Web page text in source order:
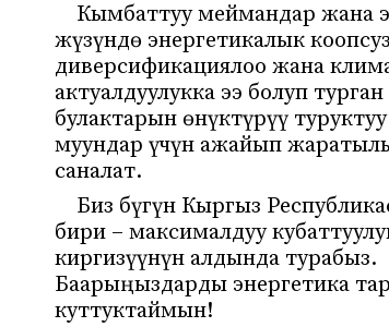
Кымбаттуу меймандар жана
жүзүндө энергетикалык
диверсификациялоо жана
актуалдуулукка ээ болуп
булактарын өнүктүрүү
муундар үчүн ажайып
саналат.
Биз бүгүн Кыргыз
бири – максималдуу
киргизүүнүн алдында турабыз.
Баарыңыздарды энергетика
куттуктаймын!